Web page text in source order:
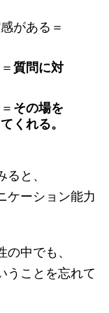
がある＝
質問に対
その場を
くれる。
と、
ケーション能力
の中でも、
うことを忘れて